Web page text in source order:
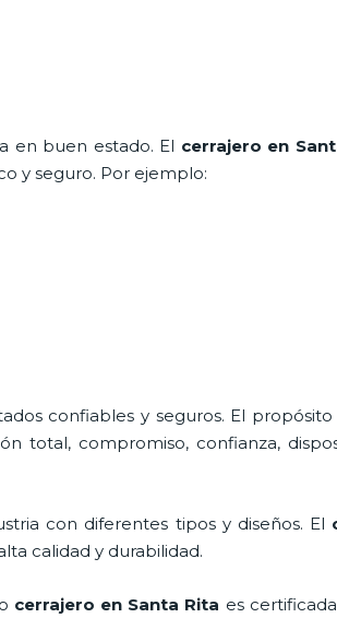
en buen estado. El cerrajero en
y seguro. Por ejemplo:
confiables y seguros. El
total, compromiso, confianza,
con diferentes tipos y diseños. El
calidad y durabilidad.
cerrajero en Santa Rita es